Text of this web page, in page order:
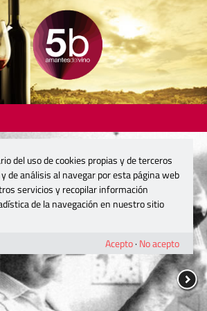
del uso de cookies propias y de terceros
de análisis al navegar por esta página web
servicios y recopilar información
de la navegación en nuestro sitio
Acepto· No acepto